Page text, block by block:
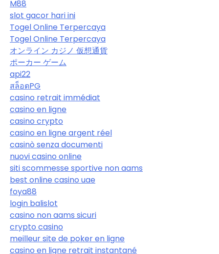
M88
slot gacor hari ini
Togel Online Terpercaya
Togel Online Terpercaya
オンライン カジノ 仮想通貨
ポーカー ゲーム
api22
สล็อตPG
casino retrait immédiat
casino en ligne
casino crypto
casino en ligne argent réel
casinò senza documenti
nuovi casino online
siti scommesse sportive non aams
best online casino uae
foya88
login balislot
casino non aams sicuri
crypto casino
meilleur site de poker en ligne
casino en ligne retrait instantané